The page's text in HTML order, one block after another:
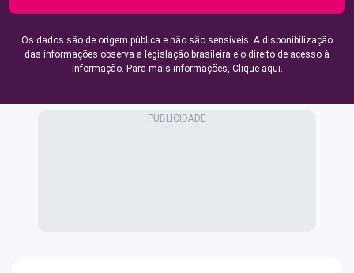
Os dados são de origem pública e não são sensíveis. A disponibilização
das informações observa a legislação brasileira e o direito de acesso à
informação. Para mais informações, Clique aqui.